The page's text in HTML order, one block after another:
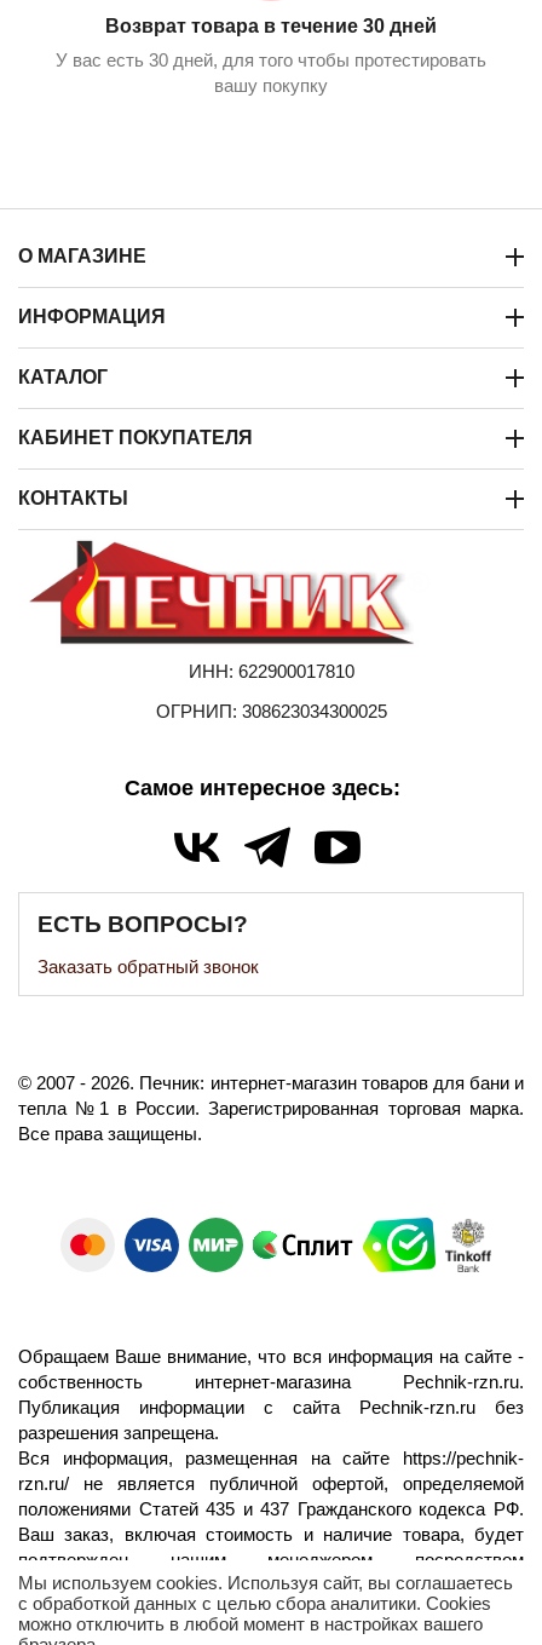
Возврат товара в течение 30 дней
У вас есть 30 дней, для того чтобы протестировать
вашу покупку
О МАГАЗИНЕ
ИНФОРМАЦИЯ
КАТАЛОГ
КАБИНЕТ ПОКУПАТЕЛЯ
КОНТАКТЫ
ИНН: 622900017810
ОГРНИП: 308623034300025
Самое интересное здесь:
ЕСТЬ ВОПРОСЫ?
Заказать обратный звонок
©️ 2007 - 2026. Печник: интернет-магазин товаров для бани и
тепла №1 в России. Зарегистрированная торговая марка.
Все права защищены.
Обращаем Ваше внимание, что вся информация на сайте -
собственность интернет-магазина Pechnik-rzn.ru.
Публикация информации с сайта Pechnik-rzn.ru без
разрешения запрещена.
Вся информация, размещенная на сайте https://pechnik-
rzn.ru/ не является публичной офертой, определяемой
положениями Статей 435 и 437 Гражданского кодекса РФ.
Ваш заказ, включая стоимость и наличие товара, будет
подтвержден нашим менеджером посредством
телефонного звонка на номер, указанный Вами при заказе.
Мы используем cookies. Используя сайт, вы соглашаетесь
с обработкой данных с целью сбора аналитики. Cookies
можно отключить в любой момент в настройках вашего